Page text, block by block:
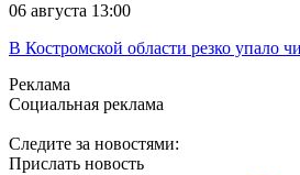
06 августа 13:00
В Костромской области резко упало
Реклама
Социальная реклама
Следите за новостями:
Прислать новость